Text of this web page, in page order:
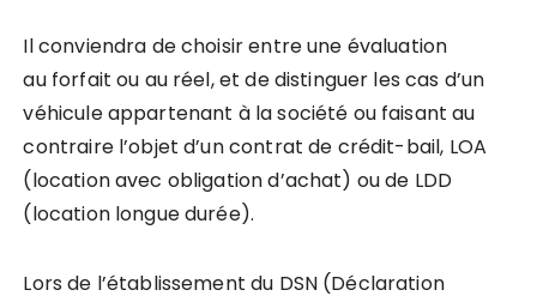
Il conviendra de choisir entre une évaluation
au forfait ou au réel, et de distinguer les cas d’un
véhicule appartenant à la société ou faisant au
contraire l’objet d’un contrat de crédit-bail, LOA
(location avec obligation d’achat) ou de LDD
(location longue durée).
Lors de l’établissement du DSN (Déclaration